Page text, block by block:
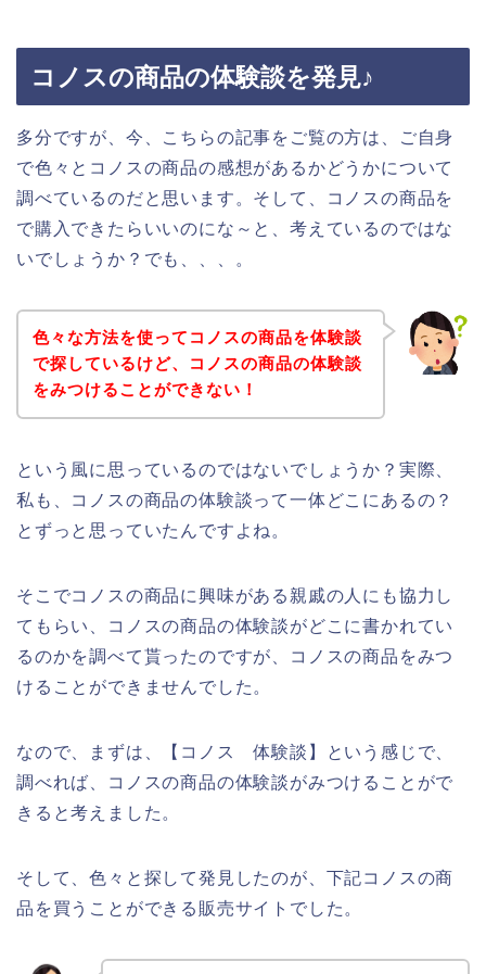
コノスの商品の体験談を発見♪
多分ですが、今、こちらの記事をご覧の方は、ご自身
で色々とコノスの商品の感想があるかどうかについて
調べているのだと思います。そして、コノスの商品を
で購入できたらいいのにな～と、考えているのではな
いでしょうか？でも、、、。
色々な方法を使ってコノスの商品を体験談
で探しているけど、コノスの商品の体験談
をみつけることができない！
という風に思っているのではないでしょうか？実際、
私も、コノスの商品の体験談って一体どこにあるの？
とずっと思っていたんですよね。
そこでコノスの商品に興味がある親戚の人にも協力し
てもらい、コノスの商品の体験談がどこに書かれてい
るのかを調べて貰ったのですが、コノスの商品をみつ
けることができませんでした。
なので、まずは、【コノス 体験談】という感じで、
調べれば、コノスの商品の体験談がみつけることがで
きると考えました。
そして、色々と探して発見したのが、下記コノスの商
品を買うことができる販売サイトでした。